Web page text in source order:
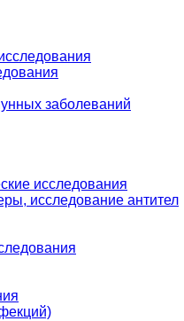
заболеваний
исследования
исследование антител